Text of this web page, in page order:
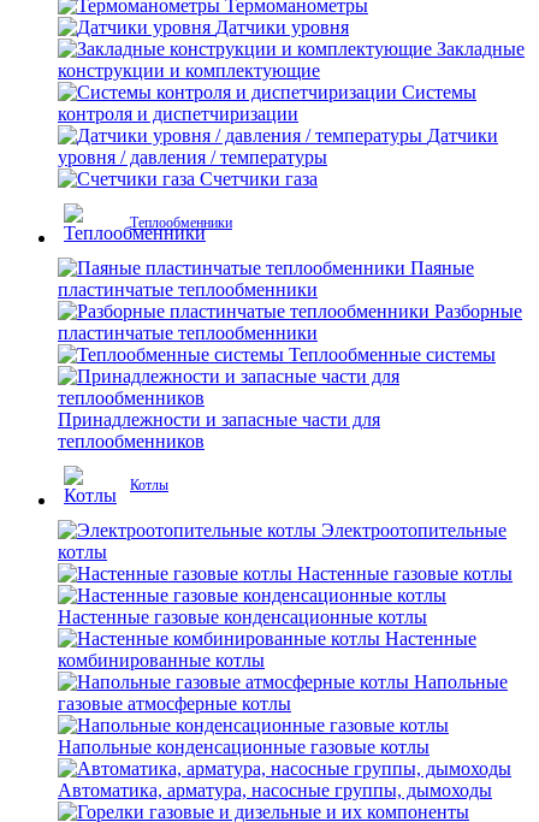
Термоманометры
Датчики уровня
Закладные
конструкции и комплектующие
Системы
контроля и диспетчиризации
Датчики
уровня / давления / температуры
Счетчики газа
Теплообменники
Паяные
пластинчатые теплообменники
Разборные
пластинчатые теплообменники
Теплообменные системы
Принадлежности и запасные части для
теплообменников
Котлы
Электроотопительные
котлы
Настенные газовые котлы
Настенные газовые конденсационные котлы
Настенные
комбинированные котлы
Напольные
газовые атмосферные котлы
Напольные конденсационные газовые котлы
Автоматика, арматура, насосные группы, дымоходы